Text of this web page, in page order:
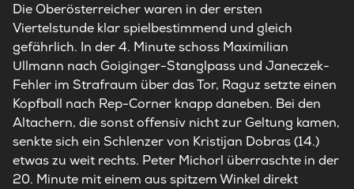
Die Oberösterreicher waren in der ersten
Viertelstunde klar spielbestimmend und gleich
gefährlich. In der 4. Minute schoss Maximilian
Ullmann nach Goiginger-Stanglpass und Janeczek-
Fehler im Strafraum über das Tor, Raguz setzte einen
Kopfball nach Rep-Corner knapp daneben. Bei den
Altachern, die sonst offensiv nicht zur Geltung kamen,
senkte sich ein Schlenzer von Kristijan Dobras (14.)
etwas zu weit rechts. Peter Michorl überraschte in der
20. Minute mit einem aus spitzem Winkel direkt